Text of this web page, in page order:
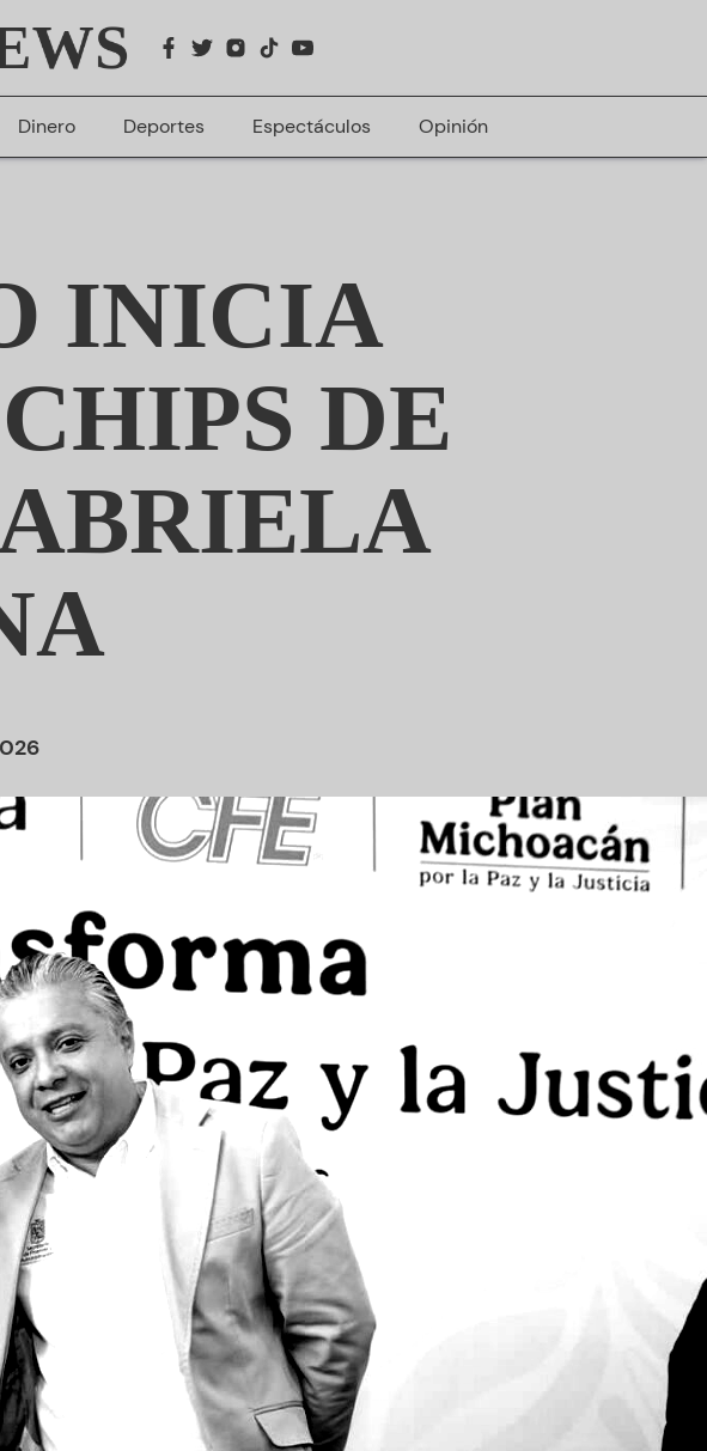
Dinero Deportes Espectáculos Opinión
INICIA
DE